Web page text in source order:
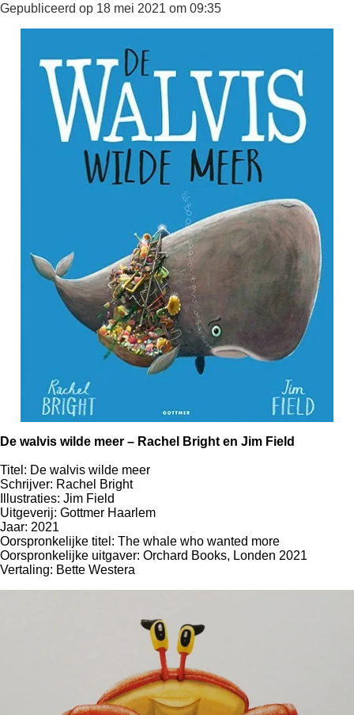
Gepubliceerd op 18 mei 2021 om 09:35
De walvis wilde meer – Rachel Bright en Jim Field
Titel: De walvis wilde meer
Schrijver: Rachel Bright
Illustraties: Jim Field
Uitgeverij: Gottmer Haarlem
Jaar: 2021
Oorspronkelijke titel: The whale who wanted more
Oorspronkelijke uitgaver: Orchard Books, Londen 2021
Vertaling: Bette Westera